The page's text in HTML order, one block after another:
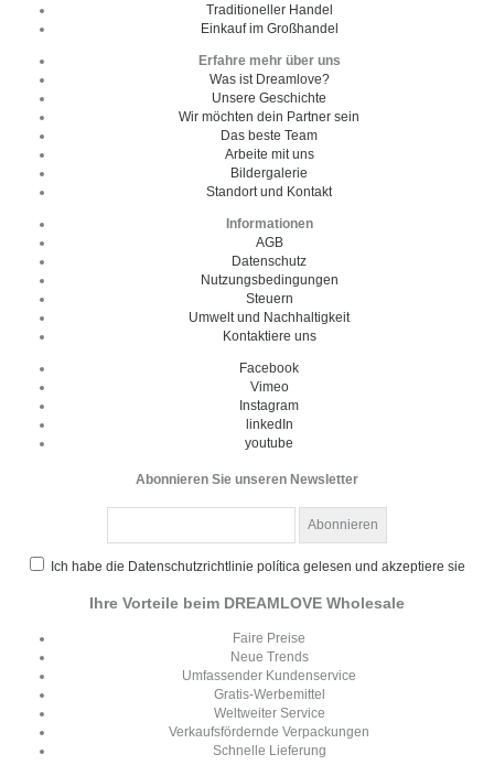
Traditioneller Handel
Einkauf im Großhandel
Erfahre mehr über uns
Was ist Dreamlove?
Unsere Geschichte
Wir möchten dein Partner sein
Das beste Team
Arbeite mit uns
Bildergalerie
Standort und Kontakt
Informationen
AGB
Datenschutz
Nutzungsbedingungen
Steuern
Umwelt und Nachhaltigkeit
Kontaktiere uns
Facebook
Vimeo
Instagram
linkedIn
youtube
Abonnieren Sie unseren Newsletter
Ich habe die Datenschutzrichtlinie política gelesen und akzeptiere sie
Ihre Vorteile beim DREAMLOVE Wholesale
Faire Preise
Neue Trends
Umfassender Kundenservice
Gratis-Werbemittel
Weltweiter Service
Verkaufsfördernde Verpackungen
Schnelle Lieferung